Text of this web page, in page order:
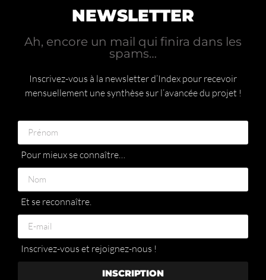
NEWSLETTER
Ah, encore un mail qui finira dans les
spams…
Inscrivez-vous à la newsletter d’Index pour recevoir
mensuellement une synthèse sur l’avancée du projet !
Pour mieux se connaître…
Et se reconnaître.
Inscrivez-vous et rejoignez-nous !
INSCRIPTION